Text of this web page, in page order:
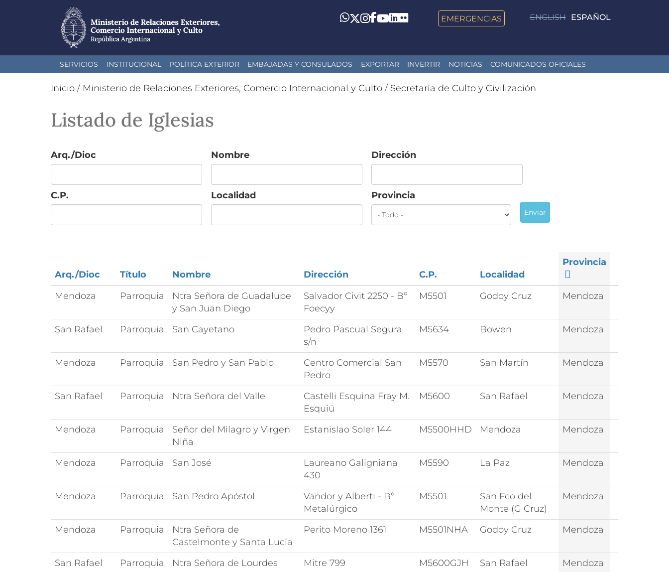
al
ENGLISH ESPAÑOL
Whatsapp
Twitter
Instagram
Facebook
YouTube
LinkedIn
Flickr EMERGENCIAS
SERVICIOS INSTITUCIONAL POLÍTICA EXTERIOR EMBAJADAS Y CONSULADOS EXPORTAR INVERTIR NOTICIAS COMUNICADOS OFICIALES
Inicio / Ministerio de Relaciones Exteriores, Comercio Internacional y Culto / Secretaría de Culto y Civilización
Listado de Iglesias
Arq./Dioc Nombre Dirección
C.P. Localidad Provincia
Enviar
Arq./Dioc Título Nombre Dirección C.P. Localidad
Provincia
Mendoza Parroquia
Ntra Señora de Guadalupe
y San Juan Diego
Salvador Civit 2250 - Bº
Foecyy
M5501 Godoy Cruz Mendoza
San Rafael Parroquia San Cayetano
Pedro Pascual Segura
s/n
M5634 Bowen Mendoza
Mendoza Parroquia San Pedro y San Pablo
Centro Comercial San
Pedro
M5570 San Martín Mendoza
San Rafael Parroquia Ntra Señora del Valle
Castelli Esquina Fray M.
Esquiú
M5600 San Rafael Mendoza
Mendoza Parroquia
Señor del Milagro y Virgen
Niña
Estanislao Soler 144 M5500HHD Mendoza Mendoza
Mendoza Parroquia San José
Laureano Galigniana
430
M5590 La Paz Mendoza
Mendoza Parroquia San Pedro Apóstol
Vandor y Alberti - Bº
Metalúrgico
M5501
San Fco del
Monte (G Cruz)
Mendoza
Mendoza Parroquia
Ntra Señora de
Castelmonte y Santa Lucía
Perito Moreno 1361 M5501NHA Godoy Cruz Mendoza
San Rafael Parroquia Ntra Señora de Lourdes Mitre 799 M5600GJH San Rafael
Mendoza